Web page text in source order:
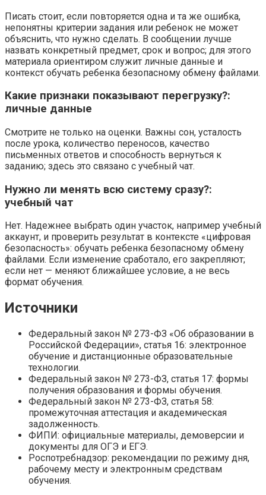
Писать стоит, если повторяется одна и та же ошибка,
непонятны критерии задания или ребенок не может
объяснить, что нужно сделать. В сообщении лучше
назвать конкретный предмет, срок и вопрос; для этого
материала ориентиром служит личные данные и
контекст обучать ребенка безопасному обмену файлами.
Какие признаки показывают перегрузку?:
личные данные
Смотрите не только на оценки. Важны сон, усталость
после урока, количество переносов, качество
письменных ответов и способность вернуться к
заданию; здесь это связано с учебный чат.
Нужно ли менять всю систему сразу?:
учебный чат
Нет. Надежнее выбрать один участок, например учебный
аккаунт, и проверить результат в контексте «цифровая
безопасность»: обучать ребенка безопасному обмену
файлами. Если изменение сработало, его закрепляют;
если нет — меняют ближайшее условие, а не весь
формат обучения.
Источники
Федеральный закон № 273-ФЗ «Об образовании в
Российской Федерации», статья 16: электронное
обучение и дистанционные образовательные
технологии.
Федеральный закон № 273-ФЗ, статья 17: формы
получения образования и формы обучения.
Федеральный закон № 273-ФЗ, статья 58:
промежуточная аттестация и академическая
задолженность.
ФИПИ: официальные материалы, демоверсии и
документы для ОГЭ и ЕГЭ.
Роспотребнадзор: рекомендации по режиму дня,
рабочему месту и электронным средствам
обучения.